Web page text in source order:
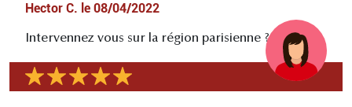
Hector C. le 08/04/2022
Intervennez vous sur la région parisienne ?